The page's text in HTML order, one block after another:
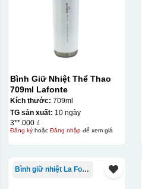
Bình Giữ Nhiệt Thể Thao
709ml Lafonte
Kích thước: 709ml
TG sản xuất: 10 ngày
3**.000 ₫
Đăng kýhoặc Đăng nhậpđể xem giá
Bình giữ nhiệt La Fonte